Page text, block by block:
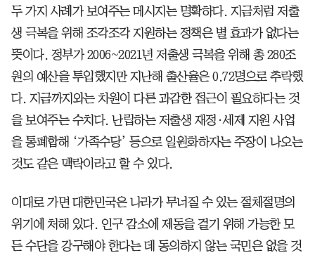
두 가지 사례가 보여주는 메시지는 명확하다. 지금처럼 저출
생 극복을 위해 조각조각 지원하는 정책은 별 효과가 없다는
뜻이다. 정부가 2006~2021년 저출생 극복을 위해 총 280조
원의 예산을 투입했지만 지난해 출산율은 0.72명으로 추락했
다. 지금까지와는 차원이 다른 과감한 접근이 필요하다는 것
을 보여주는 수치다. 난립하는 저출생 재정·세제 지원 사업
을 통폐합해 ‘가족수당’ 등으로 일원화하자는 주장이 나오는
것도 같은 맥락이라고 할 수 있다.
이대로 가면 대한민국은 나라가 무너질 수 있는 절체절명의
위기에 처해 있다. 인구 감소에 제동을 걸기 위해 가능한 모
든 수단을 강구해야 한다는 데 동의하지 않는 국민은 없을 것